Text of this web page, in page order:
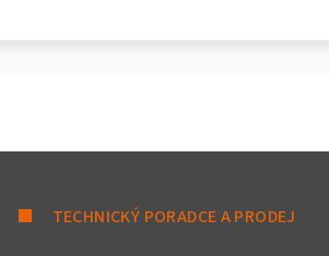
TECHNICKÝ PORADCE A PRODEJ